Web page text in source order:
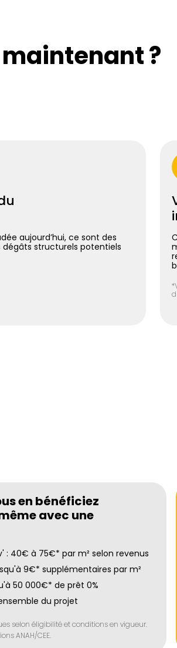
?
aujourd’hui, ce sont des
structurels potentiels
en bénéficiez
avec une
: 40€ à 75€* par m² selon revenus
9€* supplémentaires par m²
50 000€* de prêt 0%
du projet
selon éligibilité et conditions en vigueur.
ANAH/CEE.